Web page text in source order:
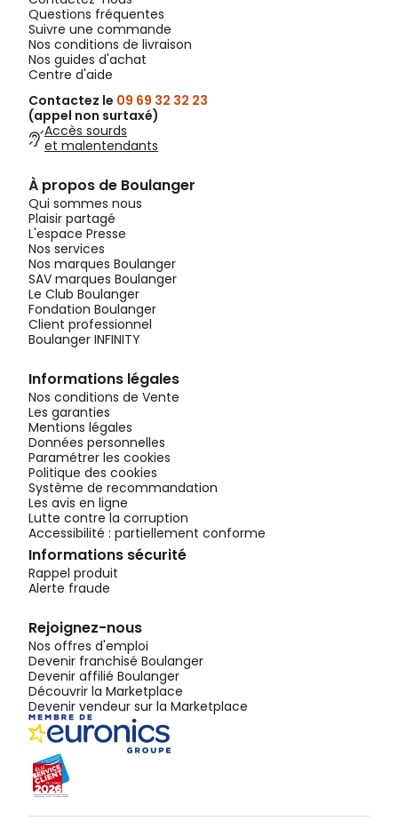
Questions fréquentes
Suivre une commande
Nos conditions de livraison
Nos guides d'achat
Centre d'aide
Contactez le 09 69 32 32 23
(appel non surtaxé)
Accès sourds
et malentendants
À propos de Boulanger
Qui sommes nous
Plaisir partagé
L'espace Presse
Nos services
Nos marques Boulanger
SAV marques Boulanger
Le Club Boulanger
Fondation Boulanger
Client professionnel
Boulanger INFINITY
Informations légales
Nos conditions de Vente
Les garanties
Mentions légales
Données personnelles
Paramétrer les cookies
Politique des cookies
Système de recommandation
Les avis en ligne
Lutte contre la corruption
Accessibilité : partiellement conforme
Informations sécurité
Rappel produit
Alerte fraude
Rejoignez-nous
Nos offres d'emploi
Devenir franchisé Boulanger
Devenir affilié Boulanger
Découvrir la Marketplace
Devenir vendeur sur la Marketplace